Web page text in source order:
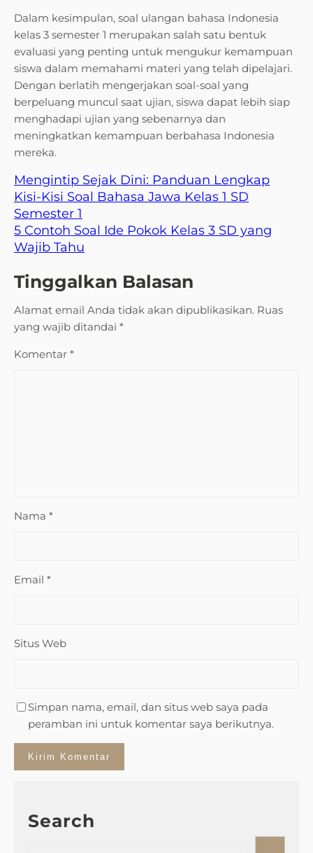
Dalam kesimpulan, soal ulangan bahasa Indonesia
kelas 3 semester 1 merupakan salah satu bentuk
evaluasi yang penting untuk mengukur kemampuan
siswa dalam memahami materi yang telah dipelajari.
Dengan berlatih mengerjakan soal-soal yang
berpeluang muncul saat ujian, siswa dapat lebih siap
menghadapi ujian yang sebenarnya dan
meningkatkan kemampuan berbahasa Indonesia
mereka.
Mengintip Sejak Dini: Panduan Lengkap
Kisi-Kisi Soal Bahasa Jawa Kelas 1 SD
Semester 1
5 Contoh Soal Ide Pokok Kelas 3 SD yang
Wajib Tahu
Tinggalkan Balasan
Alamat email Anda tidak akan dipublikasikan. Ruas
yang wajib ditandai *
Komentar *
Nama *
Email *
Situs Web
Simpan nama, email, dan situs web saya pada
peramban ini untuk komentar saya berikutnya.
Search